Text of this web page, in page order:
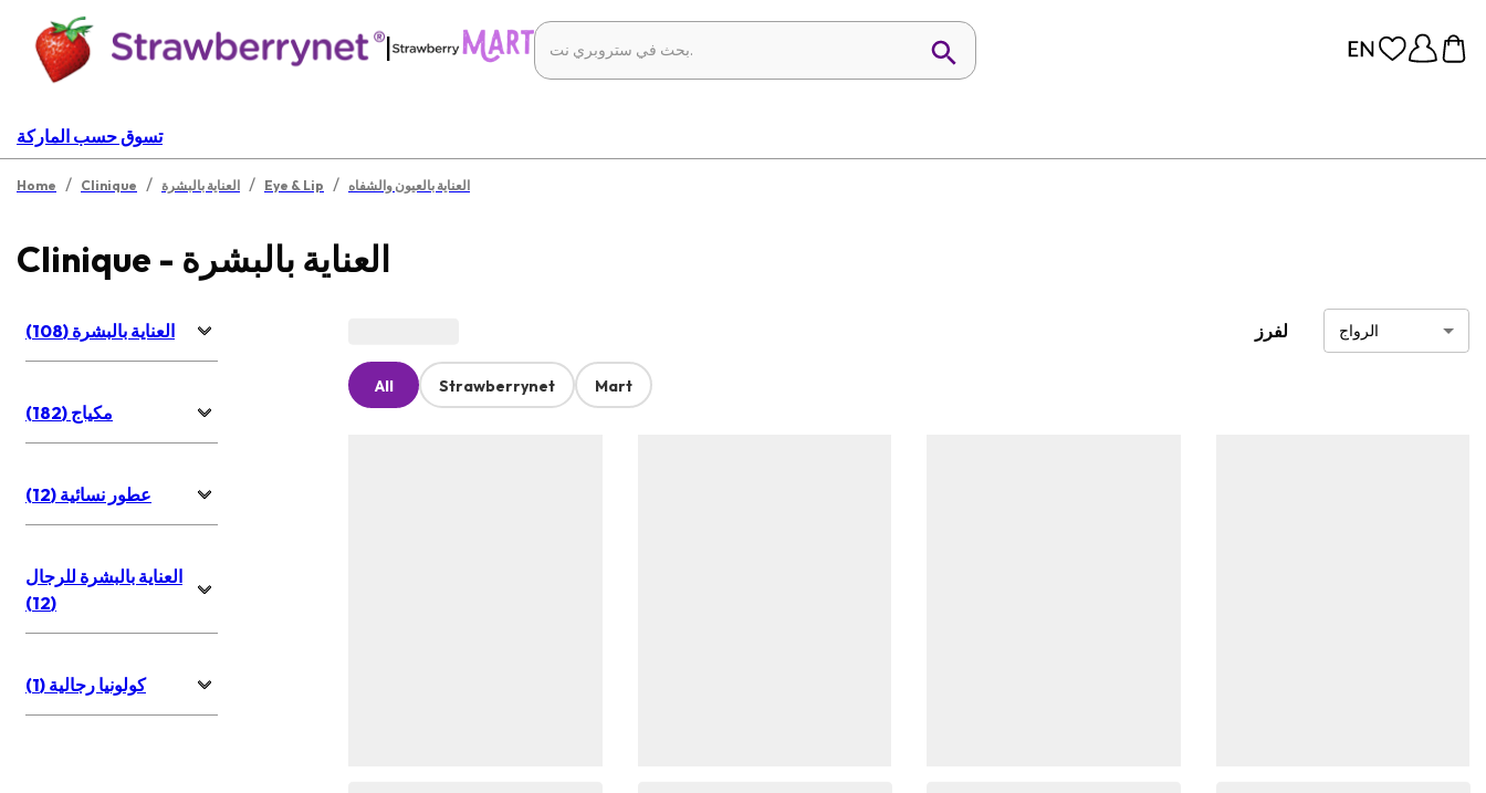
|
تسوق حسب الماركة
Home / Clinique / العناية بالبشرة / Eye & Lip / العناية بالعيون والشفاه
Clinique - العناية بالبشرة
العناية بالبشرة (108)
مكياج (182)
عطور نسائية (12)
العناية بالبشرة للرجال
(12)
كولونيا رجالية (1)
لفرز الرواج
All Strawberrynet Mart